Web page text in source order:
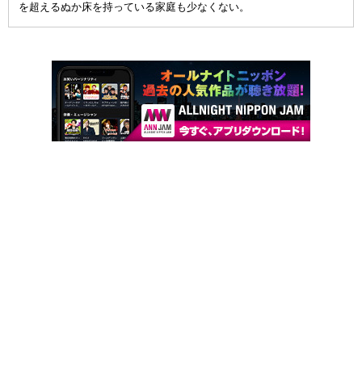
を超えるぬか床を持っている家庭も少なくない。